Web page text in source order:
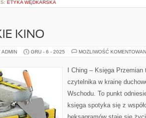
ETYKA WĘDKARSKA
KINO
ADMIN GRU - 6 - 2025 MOŻLIWOŚĆ
I Ching – Księga
czytelnika w krainę
Wschodu. To punkt
księga spotyka się z